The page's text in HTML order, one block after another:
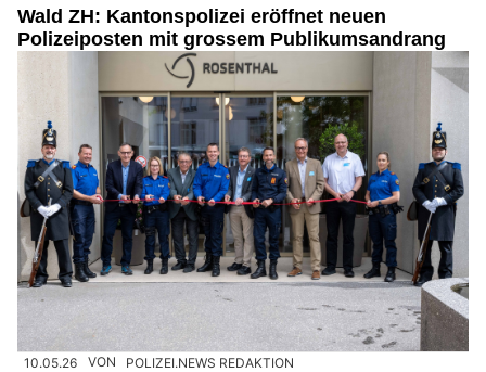
Wald ZH: Kantonspolizei eröffnet neuen
Polizeiposten mit grossem Publikumsandrang
10.05.26 VON POLIZEI.NEWS REDAKTION